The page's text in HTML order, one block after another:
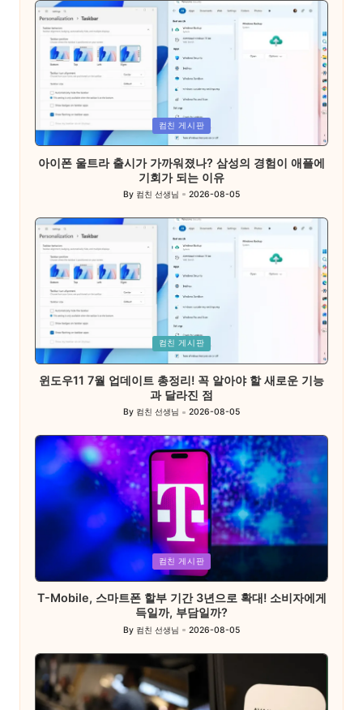
Posted
in
컴친 게시판
아이폰 울트라 출시가 가까워졌나? 삼성의 경험이 애플에
기회가 되는 이유
Posted
By 컴친 선생님 2026-08-05
Posted
in
컴친 게시판
윈도우11 7월 업데이트 총정리! 꼭 알아야 할 새로운 기능
과 달라진 점
Posted
by
By 컴친 선생님 2026-08-05
컴친 게시판
T-Mobile, 스마트폰 할부 기간 3년으로 확대! 소비자에게
득일까, 부담일까?
Posted
By 컴친 선생님 2026-08-05